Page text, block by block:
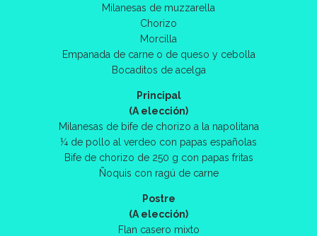
Milanesas de muzzarella
Chorizo
Morcilla
Empanada de carne o de queso y cebolla
Bocaditos de acelga
Principal
(A elección)
Milanesas de bife de chorizo a la napolitana
¼ de pollo al verdeo con papas españolas
Bife de chorizo de 250 g con papas fritas
Ñoquis con ragú de carne
Postre
(A elección)
Flan casero mixto